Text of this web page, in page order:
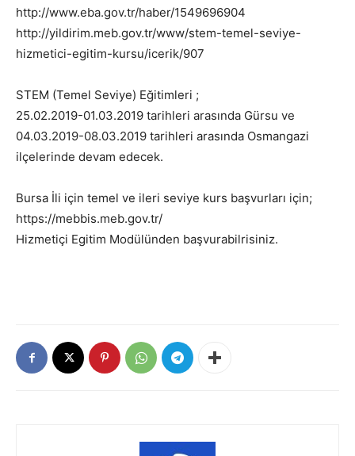
http://www.eba.gov.tr/haber/1549696904
http://yildirim.meb.gov.tr/www/stem-temel-seviye-
hizmetici-egitim-kursu/icerik/907
STEM (Temel Seviye) Eğitimleri ;
25.02.2019-01.03.2019 tarihleri arasında Gürsu ve
04.03.2019-08.03.2019 tarihleri arasında Osmangazi
ilçelerinde devam edecek.
Bursa İli için temel ve ileri seviye kurs başvurları için;
https://mebbis.meb.gov.tr/
Hizmetiçi Egitim Modülünden başvurabilrisiniz.